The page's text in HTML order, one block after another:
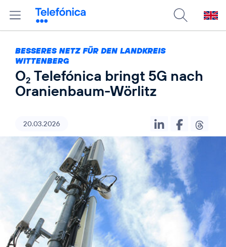
BESSERES NETZ FÜR DEN LANDKREIS
WITTENBERG
O2 Telefónica bringt 5G nach
Oranienbaum-Wörlitz
20.03.2026